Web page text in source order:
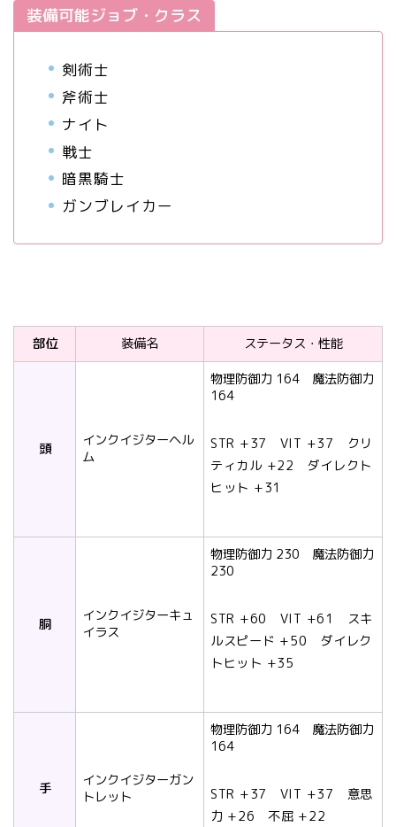
装備可能ジョブ・クラス
剣術士
斧術士
ナイト
戦士
暗黒騎士
ガンブレイカー
部位 装備名 ステータス・性能
頭
インクイジターヘル
ム
物理防御力 164 魔法防御力
164
STR +37 VIT +37 クリ
ティカル +22 ダイレクト
ヒット +31
胴
インクイジターキュ
イラス
物理防御力 230 魔法防御力
230
STR +60 VIT +61 スキ
ルスピード +50 ダイレク
トヒット +35
手
インクイジターガン
トレット
物理防御力 164 魔法防御力
164
STR +37 VIT +37 意思
力 +26 不屈 +22